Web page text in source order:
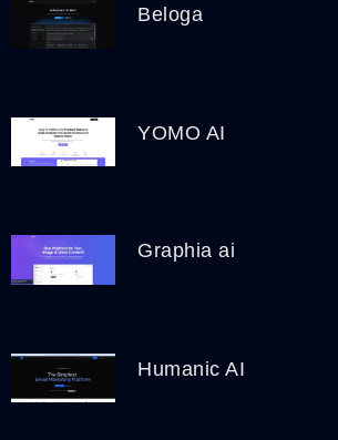
Beloga
YOMO AI
Graphia ai
Humanic AI